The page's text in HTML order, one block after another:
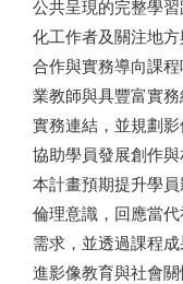
公共呈現的完整學
化工作者及關注地
合作與實務導向課
業教師與具豐富實
實務連結，並規劃
協助學員發展創作與
本計畫預期提升學
倫理意識，回應當
需求，並透過課程
進影像教育與社會關